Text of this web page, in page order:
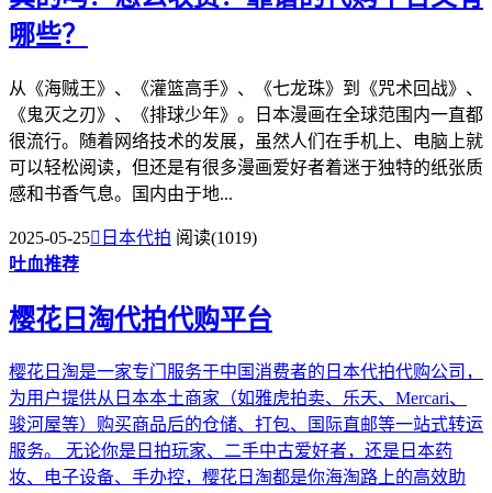
哪些？
从《海贼王》、《灌篮高手》、《七龙珠》到《咒术回战》、
《鬼灭之刃》、《排球少年》。日本漫画在全球范围内一直都
很流行。随着网络技术的发展，虽然人们在手机上、电脑上就
可以轻松阅读，但还是有很多漫画爱好者着迷于独特的纸张质
感和书香气息。国内由于地...
2025-05-25 日本代拍 阅读(1019)
吐血推荐
樱花日淘代拍代购平台
樱花日淘是一家专门服务于中国消费者的日本代拍代购公司，
为用户提供从日本本土商家（如雅虎拍卖、乐天、Mercari、
骏河屋等）购买商品后的仓储、打包、国际直邮等一站式转运
服务。 无论你是日拍玩家、二手中古爱好者，还是日本药
妆、电子设备、手办控，樱花日淘都是你海淘路上的高效助